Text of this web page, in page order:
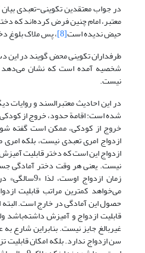
در جواب معتقدین تکوینی-تعبدی بیان
معتبر، امام‌ چنین فرض کرده‌اند که
حیض ندیده است[8] ، پس ملاک بلوغ
طرفداران تکوینی محض گویند در این
شخصیه آمده است که نشان می‌دهد
نیست.
شده است: اقامة حدود، خروج از
خروج از کودکی، ممکن است گفته
ازدواج امری تعبدی نیست، بلکه
ازدواج این است که دختر قابلیت
نیست. یعنی هر وقت دختر آمادگی
زمان ازدواج
قابلیت ازدواج و آمیزش داشته‌باشد
غیربالغ جایز نیست. بنابراین شارع